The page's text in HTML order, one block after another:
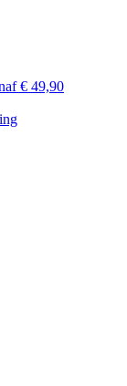
€ 49,90